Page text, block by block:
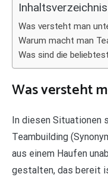
Inhaltsverzeichnis
Was versteht man
Warum macht man
Was sind die
Was versteht
In diesen Situationen
Teambuilding
aus einem Haufen
gestalten, das bereit